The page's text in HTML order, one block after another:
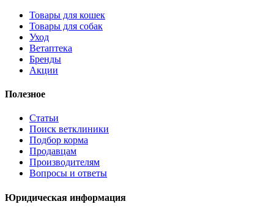
Товары для кошек
Товары для собак
Уход
Ветаптека
Бренды
Акции
Полезное
Статьи
Поиск ветклиники
Подбор корма
Продавцам
Производителям
Вопросы и ответы
Юридическая информация